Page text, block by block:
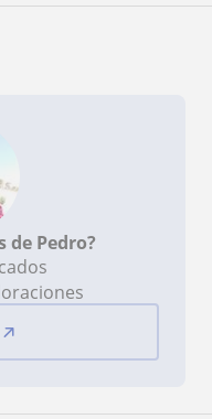
de Pedro?